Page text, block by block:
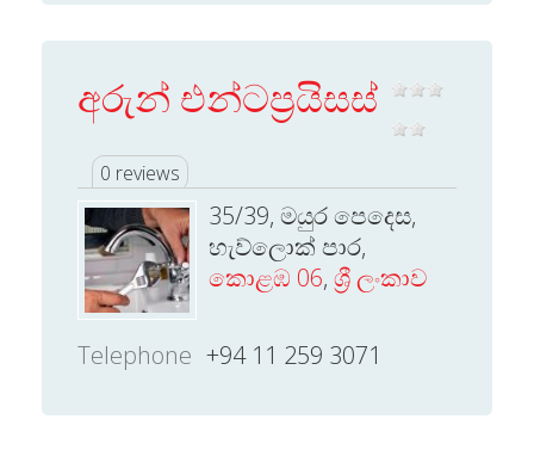
අරුන් එන්ටප‍්‍රයිසස්
0 reviews
35/39, මයුර පෙදෙස,
හැව්ලොක් පාර,
කොළඹ 06, ශ්‍රී ලංකාව
Telephone +94 11 259 3071